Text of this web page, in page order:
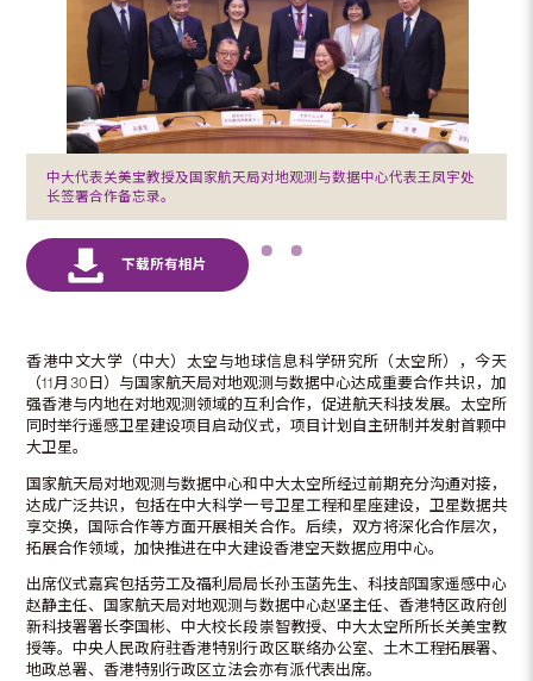
中大代表关美宝教授及国家航天局对地观测与数据中心代表王凤宇处
长签署合作备忘录。
香港中文大学（中大）太空与地球信息科学研究所（太空所），今天
（11月30日）与国家航天局对地观测与数据中心达成重要合作共识，加
强香港与内地在对地观测领域的互利合作，促进航天科技发展。太空所
同时举行遥感卫星建设项目启动仪式，项目计划自主研制并发射首颗中
大卫星。
国家航天局对地观测与数据中心和中大太空所经过前期充分沟通对接，
达成广泛共识，包括在中大科学一号卫星工程和星座建设，卫星数据共
享交换，国际合作等方面开展相关合作。后续，双方将深化合作层次，
拓展合作领域，加快推进在中大建设香港空天数据应用中心。
出席仪式嘉宾包括劳工及福利局局长孙玉菡先生、科技部国家遥感中心
赵静主任、国家航天局对地观测与数据中心赵坚主任、香港特区政府创
新科技署署长李国彬、中大校长段崇智教授、中大太空所所长关美宝教
授等。中央人民政府驻香港特别行政区联络办公室、土木工程拓展署、
地政总署、香港特别行政区立法会亦有派代表出席。